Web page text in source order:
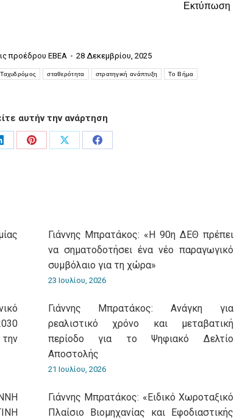
Εκτύπωση
προέδρου ΕΒΕΑ
28 Δεκεμβρίου, 2025
Ταχυδρόμος σταθερότητα στρατηγική ανάπτυξη Το Βήμα
αυτήν την ανάρτηση
Share
Share
Share
Γιάννης Μπρατάκος: «Η 90η ΔΕΘ πρέπει
να σηματοδοτήσει ένα νέο παραγωγικό
συμβόλαιο για τη χώρα»
23 Ιουλίου, 2026
Γιάννης Μπρατάκος: Ανάγκη για
ρεαλιστικό χρόνο και μεταβατική
περίοδο για το Ψηφιακό Δελτίο
Αποστολής
21 Ιουλίου, 2026
Γιάννης Μπρατάκος: «Ειδικό Χωροταξικό
Πλαίσιο Βιομηχανίας και Εφοδιαστικής